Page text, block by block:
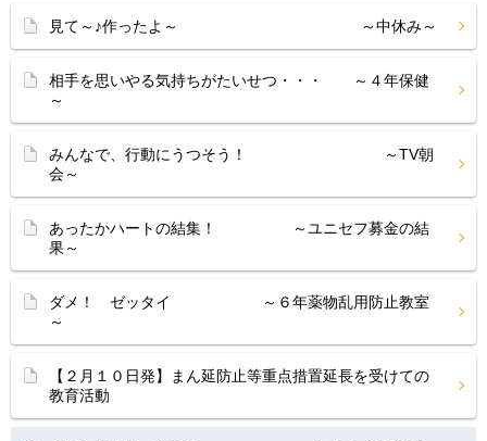
見て～♪作ったよ～ ～中休み～
相手を思いやる気持ちがたいせつ・・・ ～４年保健
～
みんなで、行動にうつそう！ ～TV朝
会～
あったかハートの結集！ ～ユニセフ募金の結
果～
ダメ！ ゼッタイ ～６年薬物乱用防止教室
～
【２月１０日発】まん延防止等重点措置延長を受けての
教育活動